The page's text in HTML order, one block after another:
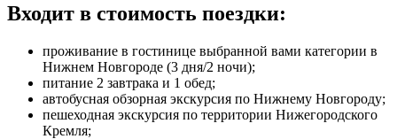
Входит в стоимость поездки:
проживание в гостинице выбранной вами категории в
Нижнем Новгороде (3 дня/2 ночи);
питание 2 завтрака и 1 обед;
автобусная обзорная экскурсия по Нижнему Новгороду;
пешеходная экскурсия по территории Нижегородского
Кремля;